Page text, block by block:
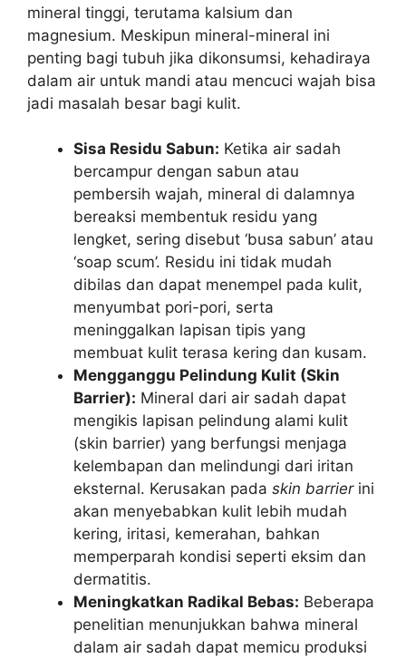
mineral tinggi, terutama kalsium dan
magnesium. Meskipun mineral-mineral ini
penting bagi tubuh jika dikonsumsi, kehadiraya
dalam air untuk mandi atau mencuci wajah bisa
jadi masalah besar bagi kulit.
Sisa Residu Sabun: Ketika air sadah
bercampur dengan sabun atau
pembersih wajah, mineral di dalamnya
bereaksi membentuk residu yang
lengket, sering disebut ‘busa sabun’ atau
‘soap scum’. Residu ini tidak mudah
dibilas dan dapat menempel pada kulit,
menyumbat pori-pori, serta
meninggalkan lapisan tipis yang
membuat kulit terasa kering dan kusam.
Mengganggu Pelindung Kulit (Skin
Barrier): Mineral dari air sadah dapat
mengikis lapisan pelindung alami kulit
(skin barrier) yang berfungsi menjaga
kelembapan dan melindungi dari iritan
eksternal. Kerusakan pada skin barrierini
akan menyebabkan kulit lebih mudah
kering, iritasi, kemerahan, bahkan
memperparah kondisi seperti eksim dan
dermatitis.
Meningkatkan Radikal Bebas: Beberapa
penelitian menunjukkan bahwa mineral
dalam air sadah dapat memicu produksi